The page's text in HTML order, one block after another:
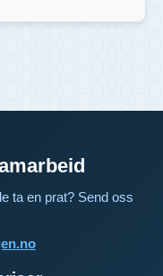
ta en prat? Send oss